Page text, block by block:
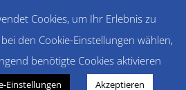
Cookies, um Ihr Erlebnis zu
den Cookie-Einstellungen wählen,
benötigte Cookies aktivieren
Einstellungen Akzeptieren